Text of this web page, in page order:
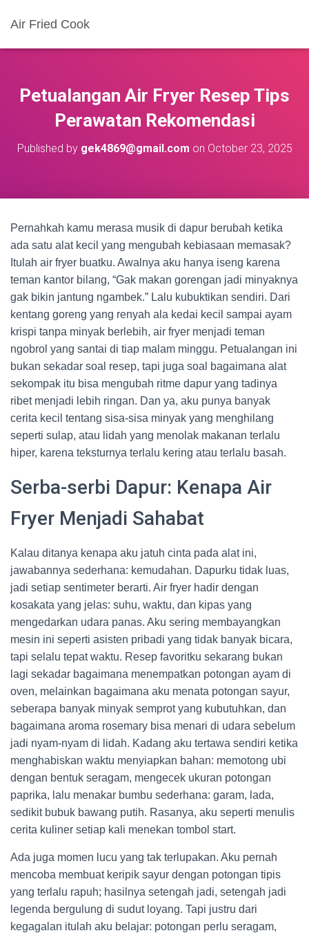
Air Fried Cook
Petualangan Air Fryer Resep Tips
Perawatan Rekomendasi
Published by gek4869@gmail.com on October 23, 2025
Pernahkah kamu merasa musik di dapur berubah ketika
ada satu alat kecil yang mengubah kebiasaan memasak?
Itulah air fryer buatku. Awalnya aku hanya iseng karena
teman kantor bilang, “Gak makan gorengan jadi minyaknya
gak bikin jantung ngambek.” Lalu kubuktikan sendiri. Dari
kentang goreng yang renyah ala kedai kecil sampai ayam
krispi tanpa minyak berlebih, air fryer menjadi teman
ngobrol yang santai di tiap malam minggu. Petualangan ini
bukan sekadar soal resep, tapi juga soal bagaimana alat
sekompak itu bisa mengubah ritme dapur yang tadinya
ribet menjadi lebih ringan. Dan ya, aku punya banyak
cerita kecil tentang sisa-sisa minyak yang menghilang
seperti sulap, atau lidah yang menolak makanan terlalu
hiper, karena teksturnya terlalu kering atau terlalu basah.
Serba-serbi Dapur: Kenapa Air
Fryer Menjadi Sahabat
Kalau ditanya kenapa aku jatuh cinta pada alat ini,
jawabannya sederhana: kemudahan. Dapurku tidak luas,
jadi setiap sentimeter berarti. Air fryer hadir dengan
kosakata yang jelas: suhu, waktu, dan kipas yang
mengedarkan udara panas. Aku sering membayangkan
mesin ini seperti asisten pribadi yang tidak banyak bicara,
tapi selalu tepat waktu. Resep favoritku sekarang bukan
lagi sekadar bagaimana menempatkan potongan ayam di
oven, melainkan bagaimana aku menata potongan sayur,
seberapa banyak minyak semprot yang kubutuhkan, dan
bagaimana aroma rosemary bisa menari di udara sebelum
jadi nyam-nyam di lidah. Kadang aku tertawa sendiri ketika
menghabiskan waktu menyiapkan bahan: memotong ubi
dengan bentuk seragam, mengecek ukuran potongan
paprika, lalu menakar bumbu sederhana: garam, lada,
sedikit bubuk bawang putih. Rasanya, aku seperti menulis
cerita kuliner setiap kali menekan tombol start.
Ada juga momen lucu yang tak terlupakan. Aku pernah
mencoba membuat keripik sayur dengan potongan tipis
yang terlalu rapuh; hasilnya setengah jadi, setengah jadi
legenda bergulung di sudut loyang. Tapi justru dari
kegagalan itulah aku belajar: potongan perlu seragam,